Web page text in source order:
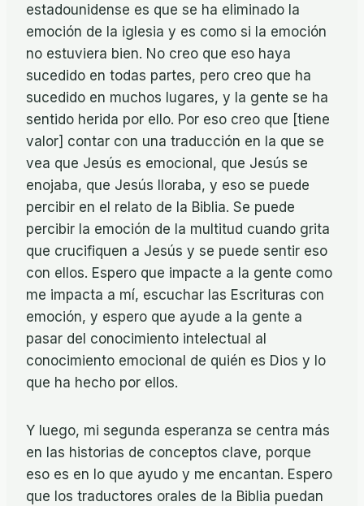
estadounidense es que se ha eliminado la
emoción de la iglesia y es como si la emoción
no estuviera bien. No creo que eso haya
sucedido en todas partes, pero creo que ha
sucedido en muchos lugares, y la gente se ha
sentido herida por ello. Por eso creo que [tiene
valor] contar con una traducción en la que se
vea que Jesús es emocional, que Jesús se
enojaba, que Jesús lloraba, y eso se puede
percibir en el relato de la Biblia. Se puede
percibir la emoción de la multitud cuando grita
que crucifiquen a Jesús y se puede sentir eso
con ellos. Espero que impacte a la gente como
me impacta a mí, escuchar las Escrituras con
emoción, y espero que ayude a la gente a
pasar del conocimiento intelectual al
conocimiento emocional de quién es Dios y lo
que ha hecho por ellos.
Y luego, mi segunda esperanza se centra más
en las historias de conceptos clave, porque
eso es en lo que ayudo y me encantan. Espero
que los traductores orales de la Biblia puedan